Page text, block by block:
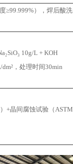
≥99.999%），焊后酸洗
10g/L + KOH
，处理时间30min
+晶间腐蚀试验（ASTM